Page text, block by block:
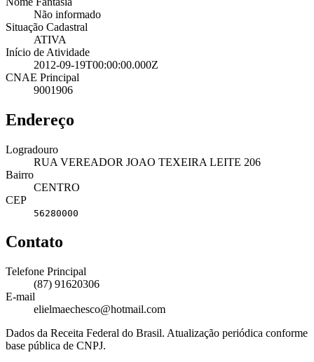
Não informado
Situação Cadastral
ATIVA
Início de Atividade
2012-09-19T00:00:00.000Z
CNAE Principal
9001906
Endereço
Logradouro
RUA VEREADOR JOAO TEXEIRA LEITE 206
Bairro
CENTRO
CEP
56280000
Contato
Telefone Principal
(87) 91620306
E-mail
elielmaechesco@hotmail.com
Dados da Receita Federal do Brasil. Atualização periódica conforme
base pública de CNPJ.